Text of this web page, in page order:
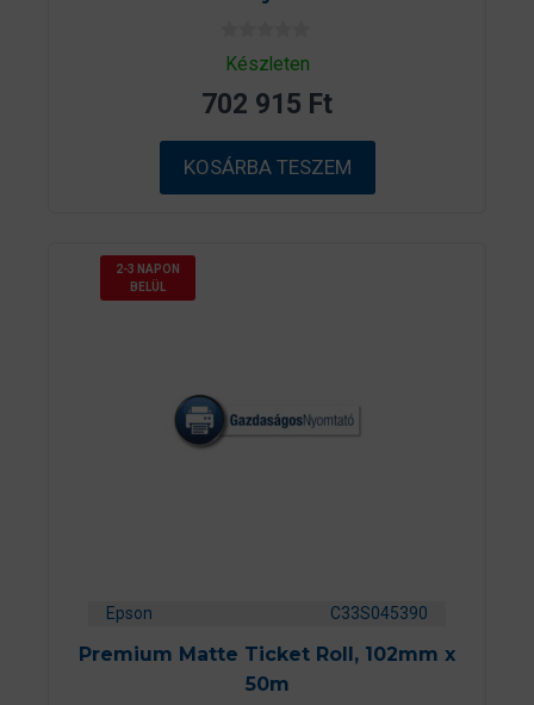
0
a
b
ő
l
Készleten
702 915 Ft
KOSÁRBA TESZEM
2-3 NAPON
BELÜL
Epson C33S045390
Premium Matte Ticket Roll, 102mm x
50m